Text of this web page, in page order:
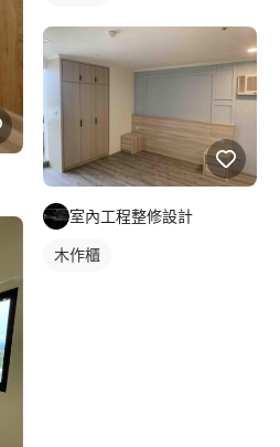
室內工程整修設計
木作櫃